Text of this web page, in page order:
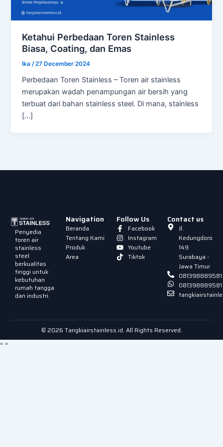
Ketahui Perbedaan Toren Stainless
Biasa, Coating, dan Emas
Ika /27 December 2024
Perbedaan Toren Stainless – Toren air stainless
merupakan wadah penampungan air bersih yang
terbuat dari bahan stainless steel. Di mana, stainless
[…]
Penyedia
toren air
stainless
steel
berkualitas
tinggi untuk
kebutuhan
rumah tangga
dan industri.
Navigation
Beranda
Tentang Kami
Produk
Area
Follow Us
Facebook
Instagram
Youtube
Tiktok
Contact us
Jl.
Kedungdoro
149
Surabaya -
Jawa Timur
081398889581
081398889581
© 2026 Tangkiairstainless.id. All Rights Reserved.
" "